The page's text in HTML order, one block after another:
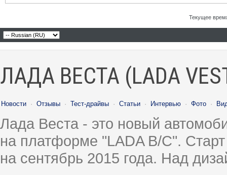
Текущее
ЛАДА ВЕСТА (LADA
Новости · Отзывы · Тест-драйвы · Статьи · Интервью · Фото ·
Лада Веста - это новый
на платформе "LADA B/C".
на сентябрь 2015 года. Над